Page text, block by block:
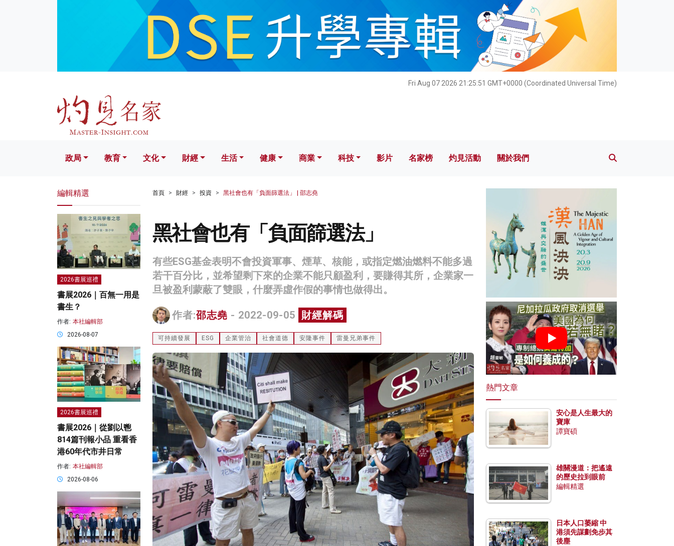
Fri Aug 07 2026 21:25:52 GMT+0000 (Coordinated Universal Time)
文化 財經 生活 健康 科技 影片 名家榜 灼見活動 關於我們
政局 教育 文化 財經 生活 健康 商業 科技 影片 名家榜 灼見活動 關於我們
首頁 財經 投資 黑社會也有「負面篩選法」 | 邵志堯
黑社會也有「負面篩選法」
有些ESG基金表明不會投資軍事、煙草、核能，或指定燃油燃料不能多過
若干百分比，並希望剩下來的企業不能只顧盈利，要賺得其所，企業家一
旦被盈利蒙蔽了雙眼，什麼弄虛作假的事情也做得出。
作者:邵志堯 - 2022-09-05 財經解碼
可持續發展 ESG 企業管治 社會道德 安隆事件 雷曼兄弟事件
編輯精選
2026書展巡禮
書展2026｜百無一用是
書生？
作者: 本社編輯部
2026-08-07
2026書展巡禮
書展2026｜從劉以鬯
814篇刊報小品 重看香
港60年代市井日常
作者: 本社編輯部
2026-08-06
熱門文章
安心是人生最大的
寶庫
譚寶碩
雄關漫道：把遙遠
的歷史拉到眼前
編輯精選
日本人口萎縮 中
港須先謀劃免步其
後塵